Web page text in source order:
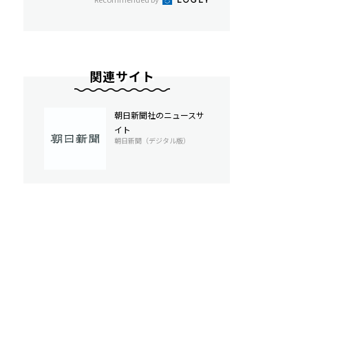
関連サイト
朝日新聞社のニュースサ
イト
朝日新聞（デジタル版）